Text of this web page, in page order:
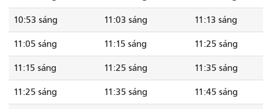
10:53 sáng 11:03 sáng 11:13 sáng
11:05 sáng 11:15 sáng 11:25 sáng
11:15 sáng 11:25 sáng 11:35 sáng
11:25 sáng 11:35 sáng 11:45 sáng